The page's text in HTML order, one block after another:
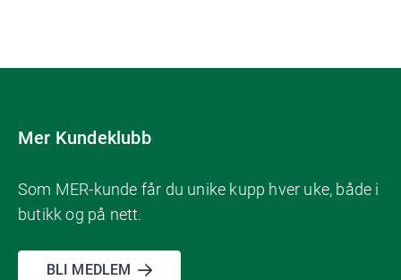
Mer Kundeklubb
Som MER-kunde får du unike kupp hver uke, både i
butikk og på nett.
BLI MEDLEM